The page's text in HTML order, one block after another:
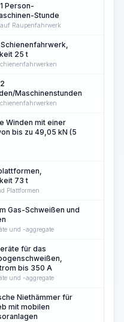
Person-
Stunde
Raupenfahrwerk
25 t
Maschinenstunden
Winden mit einer
bis zu 49,05 kN (5
73 t
Plattformen
Gas-Schweißen und
und -aggregate
für das
bis 350 A
und -aggregate
Niethämmer für
mit mobilen